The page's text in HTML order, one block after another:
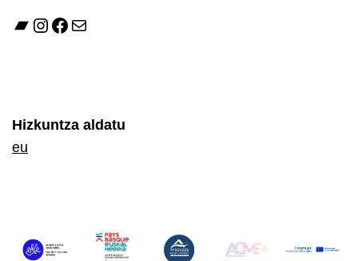
Bandcamp
Instagram
Facebook
E-mail
Hizkuntza aldatu
eu